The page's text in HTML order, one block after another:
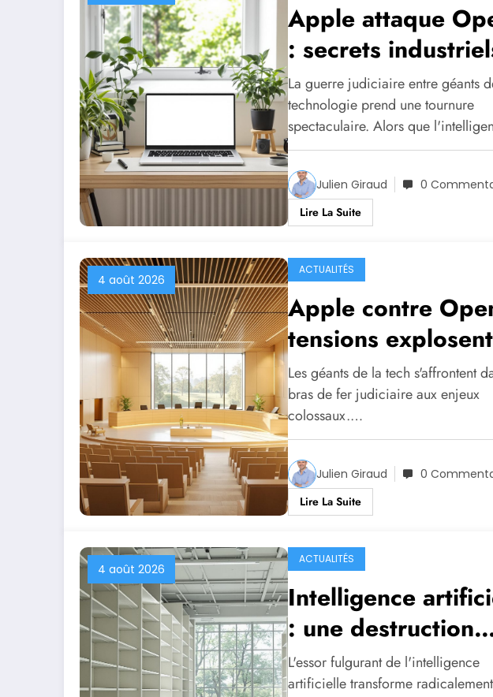
Apple attaque
: secrets
dérobés par des
employés accusés
La guerre judiciaire entre géants
technologie prend une tournure
spectaculaire. Alors que
Julien Giraud
0
Lire La Suite
4 août 2026
ACTUALITÉS
Apple contre
tensions explosent
autour de secrets
industriels volés
Les géants de la tech s'affrontent
bras de fer judiciaire aux enjeux
colossaux.…
Julien Giraud
0
Lire La Suite
4 août 2026
ACTUALITÉS
Intelligence
: une destruction
massive de livres
pour entraîner les
L'essor fulgurant de l'intelligence
artificielle transforme